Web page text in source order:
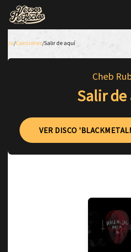
Inicio/Canciones/Salir de aquí
Cheb
Salir de
VER DISCO